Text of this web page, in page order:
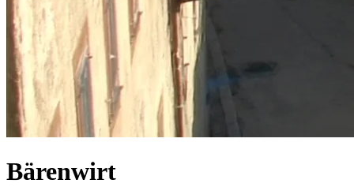
Bärenwirt